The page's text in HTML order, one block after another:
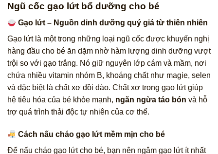
Ngũ cốc gạo lứt bổ dưỡng cho bé
Gạo lứt – Nguồn dinh dưỡng quý giá từ thiên nhiên
Gạo lứt là một trong những loại ngũ cốc được khuyến nghị
hàng đầu cho bé ăn dặm nhờ hàm lượng dinh dưỡng vượt
trội so với gạo trắng. Nó giữ nguyên lớp cám và mầm, nơi
chứa nhiều vitamin nhóm B, khoáng chất như magie, selen
và đặc biệt là chất xơ dồi dào. Chất xơ trong gạo lứt giúp
hệ tiêu hóa của bé khỏe mạnh, ngăn ngừa táo bón và hỗ
trợ quá trình thải độc tự nhiên của cơ thể.
Cách nấu cháo gạo lứt mềm mịn cho bé
Để nấu cháo gạo lứt cho bé, bạn nên ngâm gạo lứt ít nhất